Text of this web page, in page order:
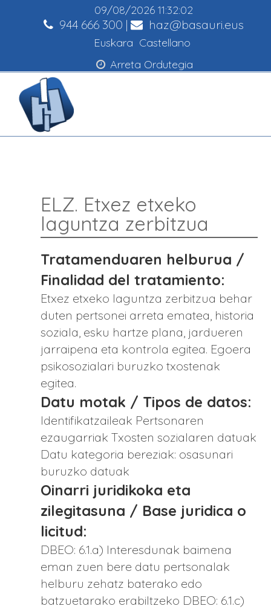
09/08/202611:32:03
944 666 300 | haz@basauri.eus
Euskara Castellano
Arreta Ordutegia
ELZ. Etxez etxeko
laguntza zerbitzua
Tratamenduaren helburua /
Finalidad del tratamiento:
Etxez etxeko laguntza zerbitzua behar
duten pertsonei arreta ematea, historia
soziala, esku hartze plana, jardueren
jarraipena eta kontrola egitea. Egoera
psikosozialari buruzko txostenak
egitea.
Datu motak / Tipos de datos:
Identifikatzaileak Pertsonaren
ezaugarriak Txosten sozialaren datuak
Datu kategoria bereziak: osasunari
buruzko datuak
Oinarri juridikoka eta
zilegitasuna / Base juridica o
licitud:
DBEO: 6.1.a) Interesdunak baimena
eman zuen bere datu pertsonalak
helburu zehatz baterako edo
batzuetarako erabiltzeko DBEO: 6.1.c)